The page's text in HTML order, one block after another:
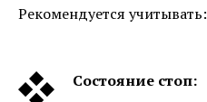
Рекомендуется учитывать:
Состояние стоп: